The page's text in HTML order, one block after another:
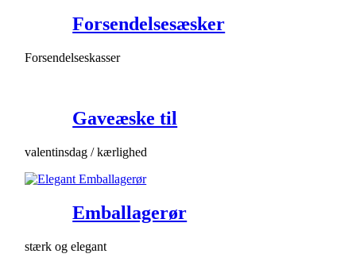
Forsendelsesæsker
Forsendelseskasser
Gaveæske til
valentinsdag / kærlighed
Emballagerør
stærk og elegant